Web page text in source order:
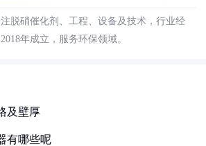
脱硝催化剂、工程、设备及技术，行业经
年成立，服务环保领域。
及壁厚
有哪些呢